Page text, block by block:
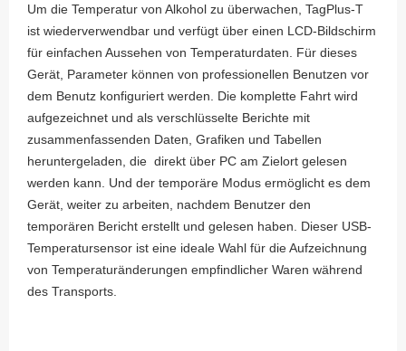
Um die Temperatur von Alkohol zu überwachen, TagPlus-T
ist wiederverwendbar und verfügt über einen LCD-Bildschirm
für einfachen Aussehen von Temperaturdaten. Für dieses
Gerät, Parameter können von professionellen Benutzen vor
dem Benutz konfiguriert werden. Die komplette Fahrt wird
aufgezeichnet und als verschlüsselte Berichte mit
zusammenfassenden Daten, Grafiken und Tabellen
heruntergeladen, die direkt über PC am Zielort gelesen
werden kann. Und der temporäre Modus ermöglicht es dem
Gerät, weiter zu arbeiten, nachdem Benutzer den
temporären Bericht erstellt und gelesen haben. Dieser USB-
Temperatursensor ist eine ideale Wahl für die Aufzeichnung
von Temperaturänderungen empfindlicher Waren während
des Transports.